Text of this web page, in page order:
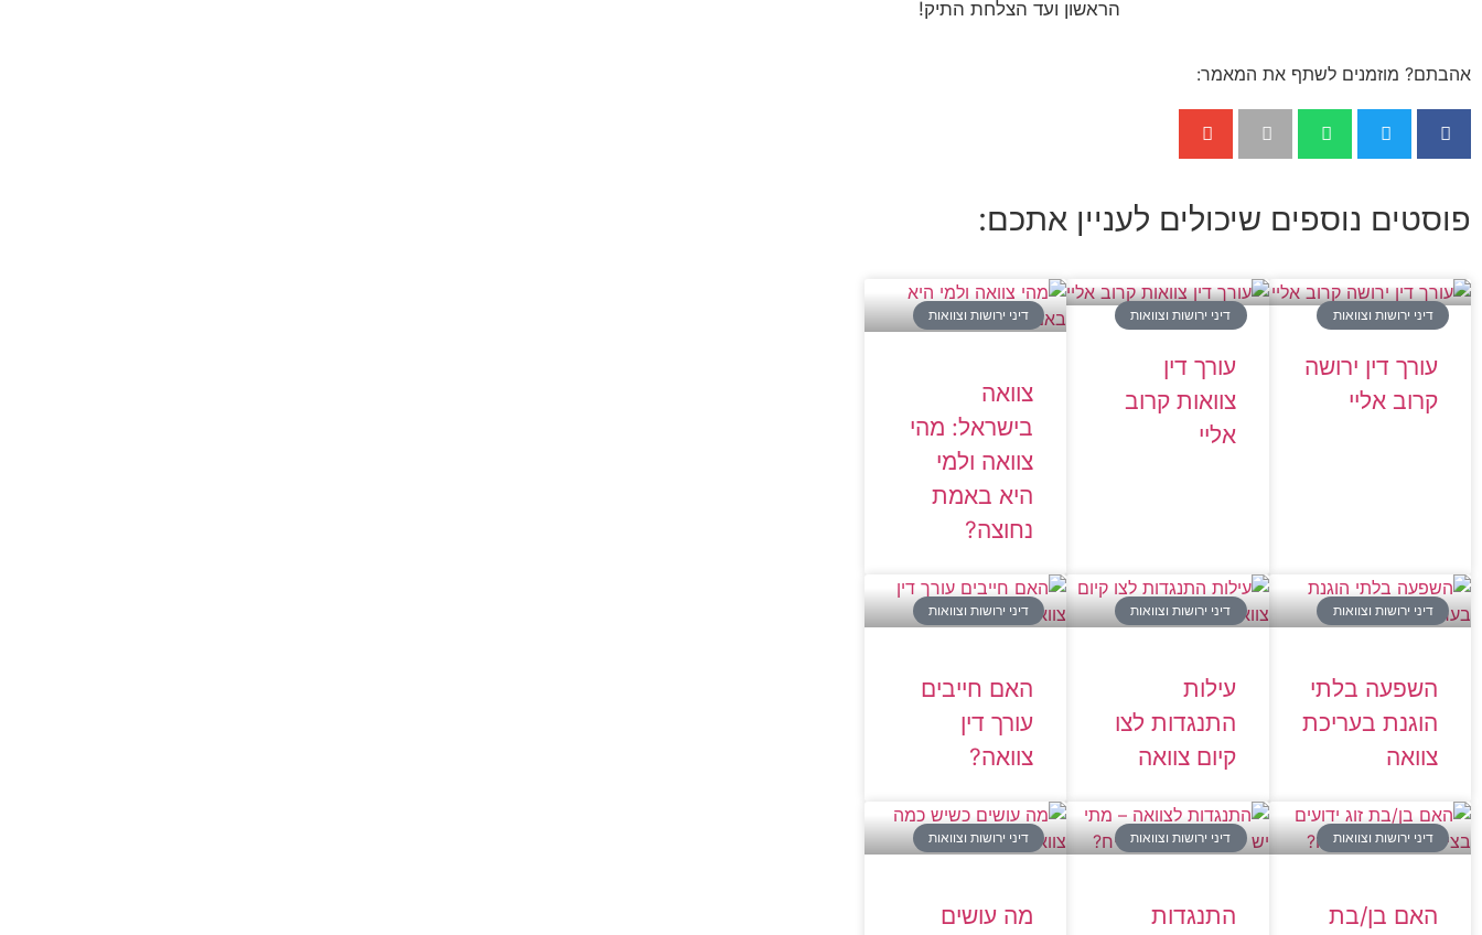
הראשון ועד הצלחת התיק!
אהבתם? מוזמנים לשתף את המאמר:
פוסטים נוספים שיכולים לעניין אתכם:
דיני ירושות וצוואות
עורך דין ירושה
קרוב אליי
דיני ירושות וצוואות
עורך דין
צוואות קרוב
אליי
דיני ירושות וצוואות
צוואה
בישראל: מהי
צוואה ולמי
היא באמת
נחוצה?
דיני ירושות וצוואות
השפעה בלתי
הוגנת בעריכת
צוואה
דיני ירושות וצוואות
עילות
התנגדות לצו
קיום צוואה
דיני ירושות וצוואות
האם חייבים
עורך דין
צוואה?
דיני ירושות וצוואות
האם בן/בת
דיני ירושות וצוואות
התנגדות
דיני ירושות וצוואות
מה עושים